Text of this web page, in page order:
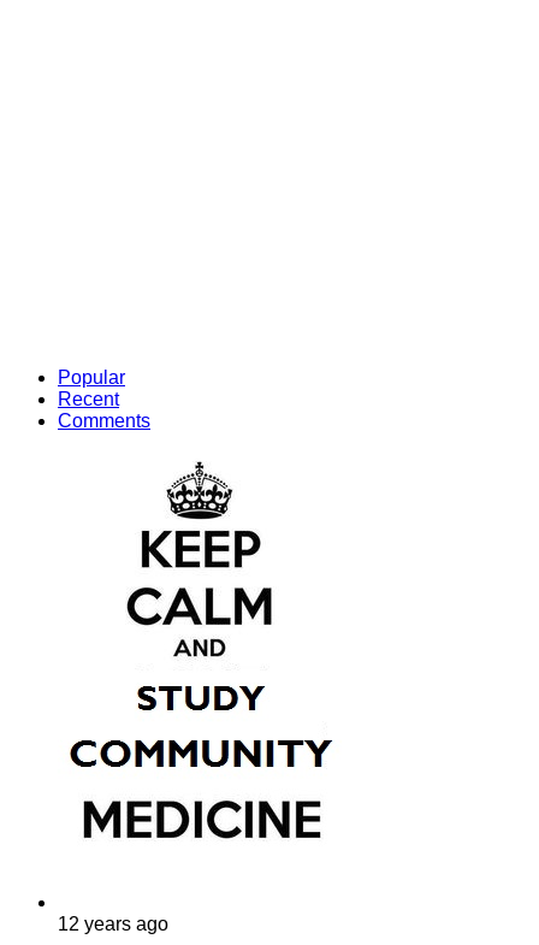
Popular
Recent
Comments
12 years ago